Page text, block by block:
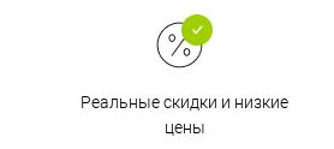
Реальные скидки и низкие
цены